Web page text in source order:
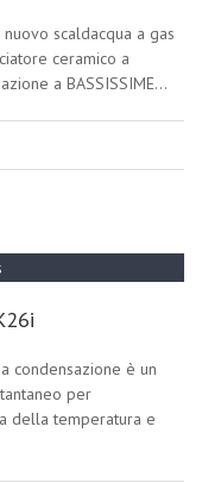
scaldacqua a gas
ceramico a
a BASSISSIME...
condensazione è un
per
della temperatura e